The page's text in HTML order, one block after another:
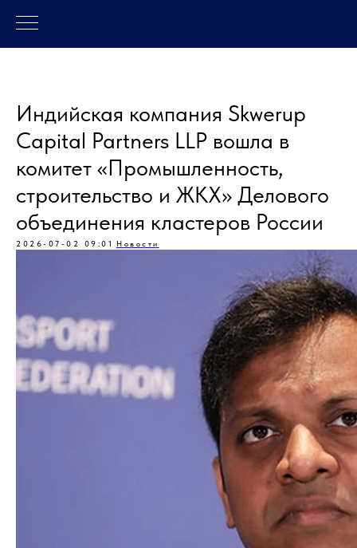
Индийская компания Skwerup
Capital Partners LLP вошла в
комитет «Промышленность,
строительство и ЖКХ» Делового
объединения кластеров России
2026-07-02 09:01 Новости